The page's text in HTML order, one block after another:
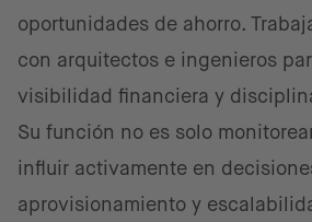
oportunidades de ahorro.
con arquitectos e ingenieros
visibilidad financiera y
Su función no es solo
influir activamente en
aprovisionamiento y